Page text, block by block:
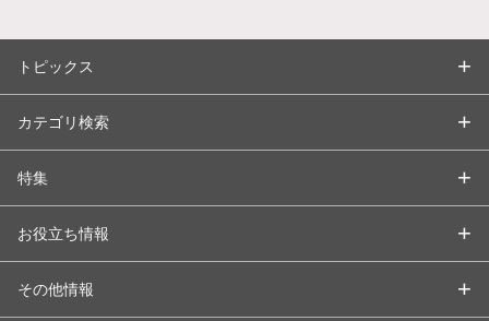
トピックス
カテゴリ検索
特集
お役立ち情報
その他情報